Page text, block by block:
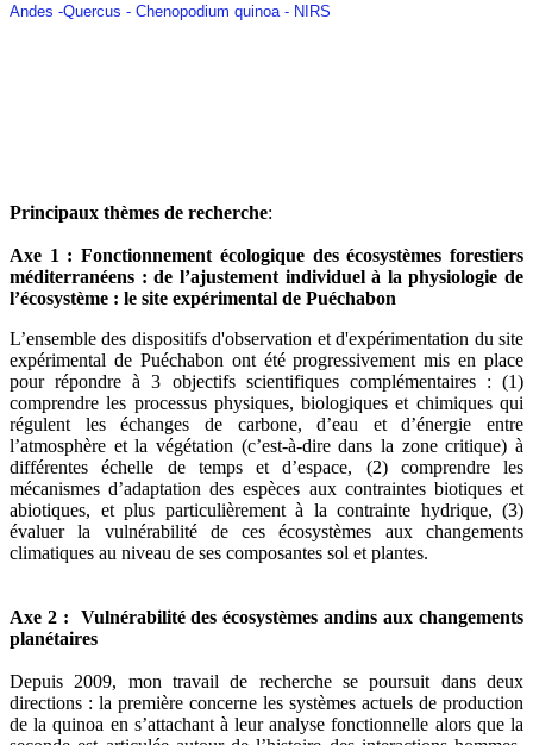
Andes -Quercus - Chenopodium quinoa - NIRS
Principaux thèmes de recherche:
Axe 1 : Fonctionnement écologique des écosystèmes forestiers
méditerranéens : de l’ajustement individuel à la physiologie de
l’écosystème : le site expérimental de Puéchabon
L’ensemble des dispositifs d'observation et d'expérimentation du site
expérimental de Puéchabon ont été progressivement mis en place
pour répondre à 3 objectifs scientifiques complémentaires : (1)
comprendre les processus physiques, biologiques et chimiques qui
régulent les échanges de carbone, d’eau et d’énergie entre
l’atmosphère et la végétation (c’est-à-dire dans la zone critique) à
différentes échelle de temps et d’espace, (2) comprendre les
mécanismes d’adaptation des espèces aux contraintes biotiques et
abiotiques, et plus particulièrement à la contrainte hydrique, (3)
évaluer la vulnérabilité de ces écosystèmes aux changements
climatiques au niveau de ses composantes sol et plantes.
Axe 2 : Vulnérabilité des écosystèmes andins aux changements
planétaires
Depuis 2009, mon travail de recherche se poursuit dans deux
directions : la première concerne les systèmes actuels de production
de la quinoa en s’attachant à leur analyse fonctionnelle alors que la